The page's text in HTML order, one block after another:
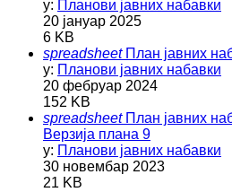
у: Планови јавних набавки
20 јануар 2025
6 KB
spreadsheet План јавних
у: Планови јавних набавки
20 фебруар 2024
152 KB
spreadsheet План јавних
Верзија плана 9
у: Планови јавних набавки
30 новембар 2023
21 KB